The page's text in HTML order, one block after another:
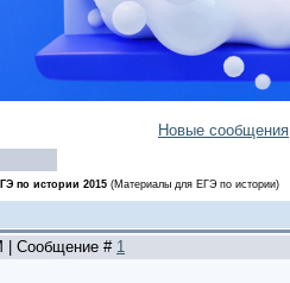
Новые сообщения
по истории 2015 (Материалы для ЕГЭ по истории)
| Сообщение # 1